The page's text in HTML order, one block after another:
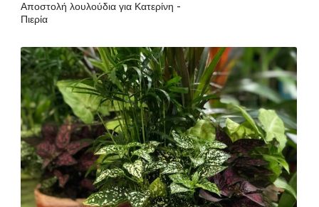
Αποστολή λουλούδια για Κατερίνη -
Πιερία